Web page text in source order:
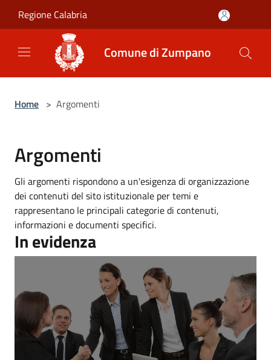
Regione Calabria
Comune di Zumpano
Home > Argomenti
Argomenti
Gli argomenti rispondono a un'esigenza di organizzazione
dei contenuti del sito istituzionale per temi e
rappresentano le principali categorie di contenuti,
informazioni e documenti specifici.
In evidenza